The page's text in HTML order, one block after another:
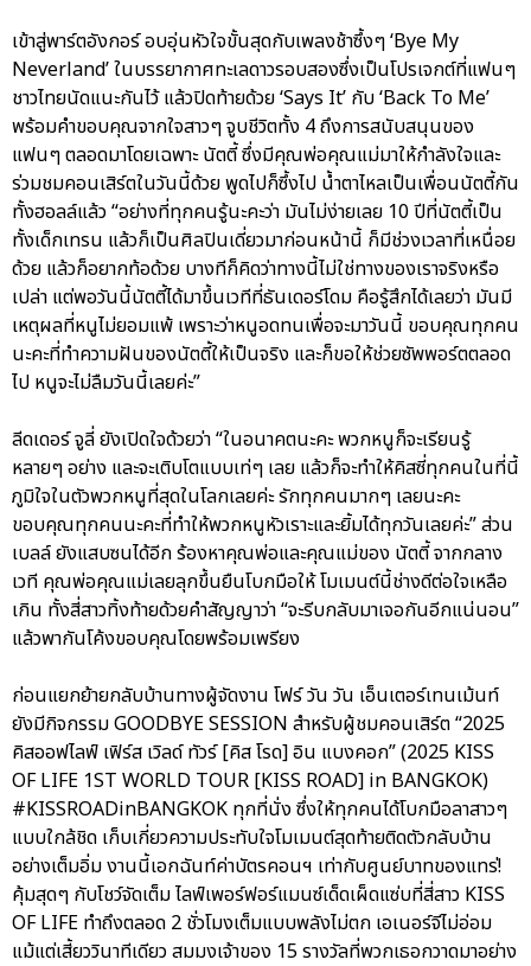
เข้าสู่พาร์ตอังกอร์ อบอุ่นหัวใจขั้นสุดกับเพลงช้าซึ้งๆ ‘Bye My
Neverland’ ในบรรยากาศทะเลดาวรอบสองซึ่งเป็นโปรเจกต์ที่แฟนๆ
ชาวไทยนัดแนะกันไว้ แล้วปิดท้ายด้วย ‘Says It’ กับ ‘Back To Me’
พร้อมคำขอบคุณจากใจสาวๆ จูบชีวิตทั้ง 4 ถึงการสนับสนุนของ
แฟนๆ ตลอดมาโดยเฉพาะ นัตตี้ ซึ่งมีคุณพ่อคุณแม่มาให้กำลังใจและ
ร่วมชมคอนเสิร์ตในวันนี้ด้วย พูดไปก็ซึ้งไป น้ำตาไหลเป็นเพื่อนนัตตี้กัน
ทั้งฮอลล์แล้ว “อย่างที่ทุกคนรู้นะคะว่า มันไม่ง่ายเลย 10 ปีที่นัตตี้เป็น
ทั้งเด็กเทรน แล้วก็เป็นศิลปินเดี่ยวมาก่อนหน้านี้ ก็มีช่วงเวลาที่เหนื่อย
ด้วย แล้วก็อยากท้อด้วย บางทีก็คิดว่าทางนี้ไม่ใช่ทางของเราจริงหรือ
เปล่า แต่พอวันนี้นัตตี้ได้มาขึ้นเวทีที่ธันเดอร์โดม คือรู้สึกได้เลยว่า มันมี
เหตุผลที่หนูไม่ยอมแพ้ เพราะว่าหนูอดทนเพื่อจะมาวันนี้ ขอบคุณทุกคน
นะคะที่ทำความฝันของนัตตี้ให้เป็นจริง และก็ขอให้ช่วยซัพพอร์ตตลอด
ไป หนูจะไม่ลืมวันนี้เลยค่ะ”
ลีดเดอร์ จูลี่ ยังเปิดใจด้วยว่า “ในอนาคตนะคะ พวกหนูก็จะเรียนรู้
หลายๆ อย่าง และจะเติบโตแบบเท่ๆ เลย แล้วก็จะทำให้คิสซี่ทุกคนในที่นี้
ภูมิใจในตัวพวกหนูที่สุดในโลกเลยค่ะ รักทุกคนมากๆ เลยนะคะ
ขอบคุณทุกคนนะคะที่ทำให้พวกหนูหัวเราะและยิ้มได้ทุกวันเลยค่ะ” ส่วน
เบลล์ ยังแสบซนได้อีก ร้องหาคุณพ่อและคุณแม่ของ นัตตี้ จากกลาง
เวที คุณพ่อคุณแม่เลยลุกขึ้นยืนโบกมือให้ โมเมนต์นี้ช่างดีต่อใจเหลือ
เกิน ทั้งสี่สาวทิ้งท้ายด้วยคำสัญญาว่า “จะรีบกลับมาเจอกันอีกแน่นอน”
แล้วพากันโค้งขอบคุณโดยพร้อมเพรียง
ก่อนแยกย้ายกลับบ้านทางผู้จัดงาน โฟร์ วัน วัน เอ็นเตอร์เทนเม้นท์
ยังมีกิจกรรม GOODBYE SESSION สำหรับผู้ชมคอนเสิร์ต “2025
คิสออฟไลฟ์ เฟิร์ส เวิลด์ ทัวร์ [คิส โรด] อิน แบงคอก” (2025 KISS
OF LIFE 1ST WORLD TOUR [KISS ROAD] in BANGKOK)
#KISSROADinBANGKOK ทุกที่นั่ง ซึ่งให้ทุกคนได้โบกมือลาสาวๆ
แบบใกล้ชิด เก็บเกี่ยวความประทับใจโมเมนต์สุดท้ายติดตัวกลับบ้าน
อย่างเต็มอิ่ม งานนี้เอกฉันท์ค่าบัตรคอนฯ เท่ากับศูนย์บาทของแทร่!
คุ้มสุดๆ กับโชว์จัดเต็ม ไลฟ์เพอร์ฟอร์แมนซ์เด็ดเผ็ดแซ่บที่สี่สาว KISS
OF LIFE ทำถึงตลอด 2 ชั่วโมงเต็มแบบพลังไม่ตก เอเนอร์จีไม่อ่อม
แม้แต่เสี้ยววินาทีเดียว สมมงเจ้าของ 15 รางวัลที่พวกเธอกวาดมาอย่าง